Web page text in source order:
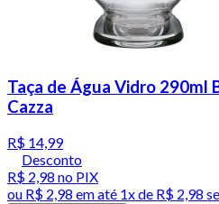
Taça de Água Vidro 290ml
Cazza
R$ 14,99
Desconto
R$ 2,98 no PIX
ou R$ 2,98 em até 1x de R$ 2,98